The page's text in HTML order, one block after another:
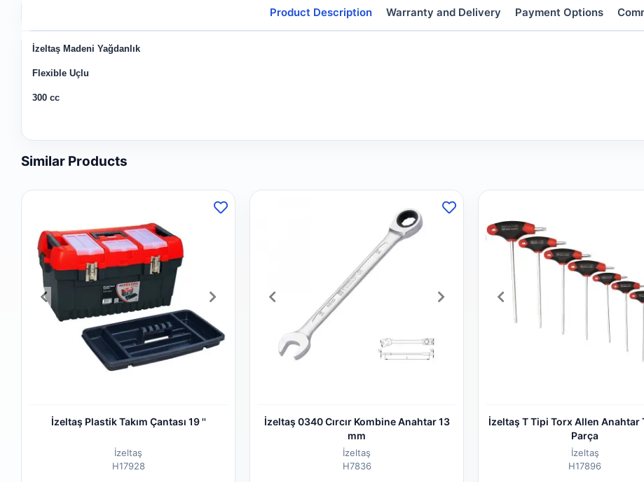
Product Description Warranty and Delivery Payment Options
İzeltaş Madeni Yağdanlık
Flexible Uçlu
300 cc
Similar Products
İzeltaş Plastik Takım Çantası 19 ''
İzeltaş
H17928
İzeltaş 0340 Cırcır Kombine Anahtar 13
mm
İzeltaş
H7836
İzeltaş T Tipi Torx Allen Anahtar
Parça
İzeltaş
H17896